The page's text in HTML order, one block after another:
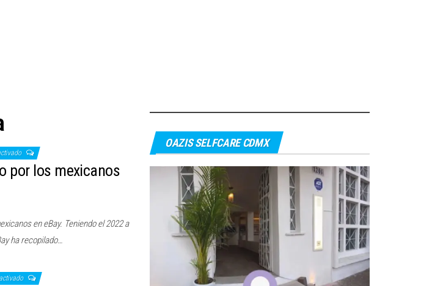
por los mexicanos
en eBay. Teniendo el 2022 a
ha recopilado…
OAZIS SELFCARE CDMX